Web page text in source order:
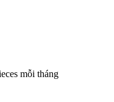
mỗi tháng